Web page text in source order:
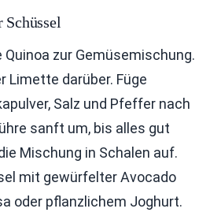
Schüssel
Quinoa zur Gemüsemischung.
Limette darüber. Füge
Salz und Pfeffer nach
sanft um, bis alles gut
Mischung in Schalen auf.
mit gewürfelter Avocado
oder pflanzlichem Joghurt.